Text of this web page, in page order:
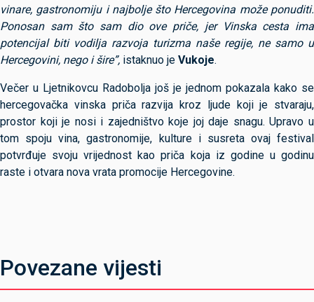
vinare, gastronomiju i najbolje što Hercegovina može ponuditi.
Ponosan sam što sam dio ove priče, jer Vinska cesta ima
potencijal biti vodilja razvoja turizma naše regije, ne samo u
Hercegovini, nego i šire”, istaknuo je Vukoje.
Večer u Ljetnikovcu Radobolja još je jednom pokazala kako se
hercegovačka vinska priča razvija kroz ljude koji je stvaraju,
prostor koji je nosi i zajedništvo koje joj daje snagu. Upravo u
tom spoju vina, gastronomije, kulture i susreta ovaj festival
potvrđuje svoju vrijednost kao priča koja iz godine u godinu
raste i otvara nova vrata promocije Hercegovine.
Povezane vijesti